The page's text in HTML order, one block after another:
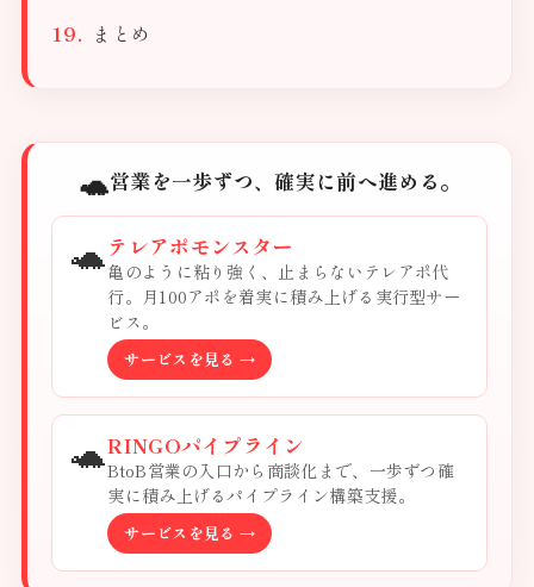
まとめ
🐢営業を一歩ずつ、確実に前へ進める。
🐢 テレアポモンスター
亀のように粘り強く、止まらないテレアポ代
行。月100アポを着実に積み上げる実行型サー
ビス。
サービスを見る →
🐢RINGOパイプライン
BtoB営業の入口から商談化まで、一歩ずつ確
実に積み上げるパイプライン構築支援。
サービスを見る →